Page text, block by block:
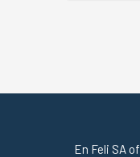
En Feli SA